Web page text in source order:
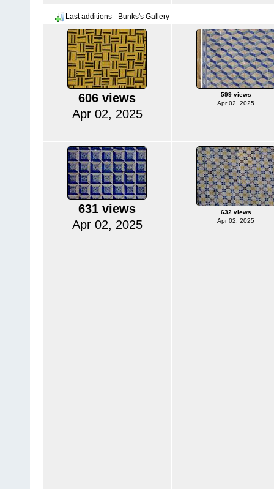
Last additions - Bunks's Gallery
606 views
Apr 02, 2025
599 views
Apr 02, 2025
631 views
Apr 02, 2025
632 views
Apr 02, 2025